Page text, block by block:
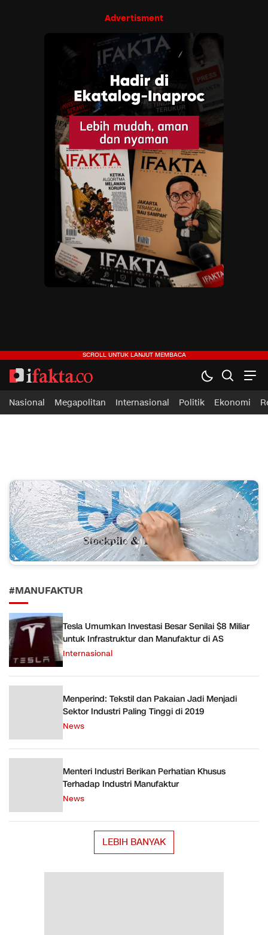
Advertisment
ifakta.co
#pastibenar
Nasional Megapolitan Internasional Politik Ekonomi
#MANUFAKTUR
Tesla Umumkan Investasi Besar Senilai $8 Miliar
untuk Infrastruktur dan Manufaktur di AS
Internasional
Menperind: Tekstil dan Pakaian Jadi Menjadi
Sektor Industri Paling Tinggi di 2019
News
Menteri Industri Berikan Perhatian Khusus
Terhadap Industri Manufaktur
News
LEBIH BANYAK